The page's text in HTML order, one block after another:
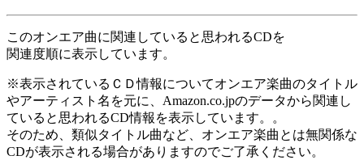
このオンエア曲に関連していると思われるCDを
関連度順に表示しています。
※表示されているＣＤ情報についてオンエア楽曲のタイトル
やアーティスト名を元に、Amazon.co.jpのデータから関連し
ていると思われるCD情報を表示しています。。
そのため、類似タイトル曲など、オンエア楽曲とは無関係な
CDが表示される場合がありますのでご了承ください。